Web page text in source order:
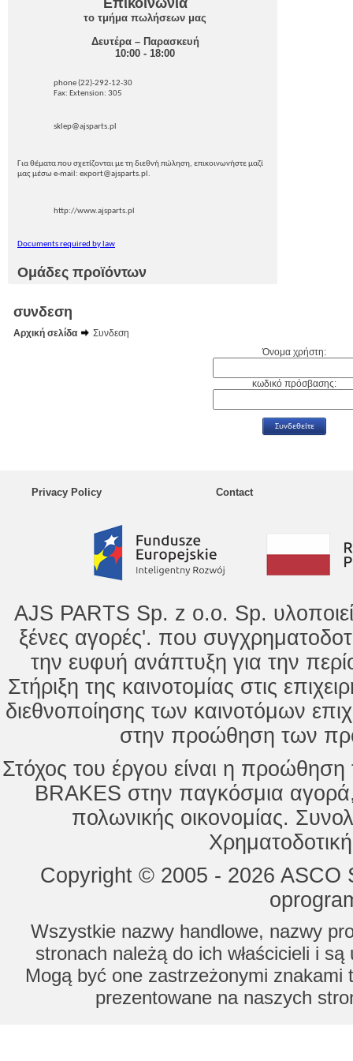
Επικοινωνία
το τμήμα πωλήσεων μας
Δευτέρα – Παρασκευή
10:00 - 18:00
phone (22)-292-12-30
Fax: Extension: 305
sklep@ajsparts.pl
Για θέματα που σχετίζονται με τη διεθνή πώληση, επικοινωνήστε μαζί
μας μέσω e-mail: export@ajsparts.pl.
http://www.ajsparts.pl
Documents required by law
Ομάδες προϊόντων
συνδεση
Αρχική σελίδα
Συνδεση
Όνομα χρήστη:
κωδικό πρόσβασης:
Privacy Policy Contact
AJS PARTS Sp. z o.o. Sp.
ξένες αγορές'. που
την ευφυή ανάπτυξη για την
Στήριξη της καινοτομίας στις
διεθνοποίησης των καινοτόμων
στην προώθηση των
Στόχος του έργου είναι η
BRAKES στην παγκόσμια
πολωνικής οικονομίας.
Copyright © 2005 - 2026
Wszystkie nazwy handlowe, nazwy
stronach należą do ich właścicieli i
Mogą być one zastrzeżonymi znakami
prezentowane na naszych